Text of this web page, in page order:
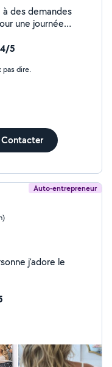
des demandes
une journée
avoir
à mon tour
etc
5
pas dire.
Contacter
Auto-entrepreneur
j'adore le